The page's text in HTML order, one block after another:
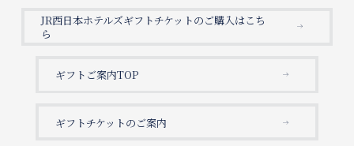
JR西日本ホテルズギフトチケットのご購入はこち
ら
ギフトご案内TOP
ギフトチケットのご案内